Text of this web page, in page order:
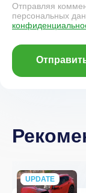
Отправляя
персональных
UPDATE
NEW